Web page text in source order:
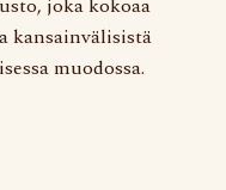
joka kokoaa
kansainvälisistä
muodossa.